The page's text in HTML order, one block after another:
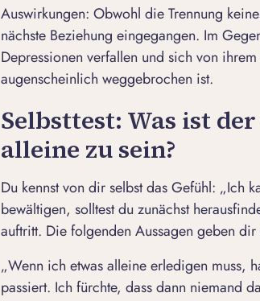
Auswirkungen: Obwohl die Trennung
nächste Beziehung eingegangen. Im
Depressionen verfallen und sich von
augenscheinlich weggebrochen ist.
Selbsttest: Was ist
alleine zu sein?
Du kennst von dir selbst das Gefühl: „Ich
bewältigen, solltest du zunächst
auftritt. Die folgenden Aussagen geben
„Wenn ich etwas alleine erledigen muss,
passiert. Ich fürchte, dass dann niemand